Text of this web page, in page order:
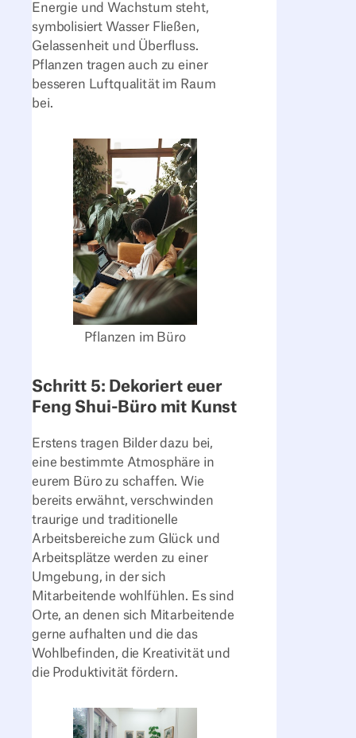
Energie und Wachstum steht,
symbolisiert Wasser Fließen,
Gelassenheit und Überfluss.
Pflanzen tragen auch zu einer
besseren Luftqualität im Raum
bei.
Pflanzen im Büro
Schritt 5: Dekoriert euer
Feng Shui-Büro mit Kunst
Erstens tragen Bilder dazu bei,
eine bestimmte Atmosphäre in
eurem Büro zu schaffen. Wie
bereits erwähnt, verschwinden
traurige und traditionelle
Arbeitsbereiche zum Glück und
Arbeitsplätze werden zu einer
Umgebung, in der sich
Mitarbeitende wohlfühlen. Es sind
Orte, an denen sich Mitarbeitende
gerne aufhalten und die das
Wohlbefinden, die Kreativität und
die Produktivität fördern.